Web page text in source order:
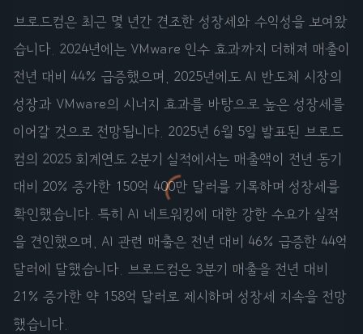
브로드컴은 최근 몇 년간 견조한 성장세와 수익성을 보여왔
습니다. 2024년에는 VMware 인수 효과까지 더해져 매출이
전년 대비 44% 급증했으며, 2025년에도 AI 반도체 시장의
성장과 VMware의 시너지 효과를 바탕으로 높은 성장세를
이어갈 것으로 전망됩니다. 2025년 6월 5일 발표된 브로드
컴의 2025 회계연도 2분기 실적에서는 매출액이 전년 동기
대비 20% 증가한 150억 400만 달러를 기록하며 성장세를
확인했습니다. 특히 AI 네트워킹에 대한 강한 수요가 실적
을 견인했으며, AI 관련 매출은 전년 대비 46% 급증한 44억
달러에 달했습니다. 브로드컴은 3분기 매출을 전년 대비
21% 증가한 약 158억 달러로 제시하며 성장세 지속을 전망
했습니다.